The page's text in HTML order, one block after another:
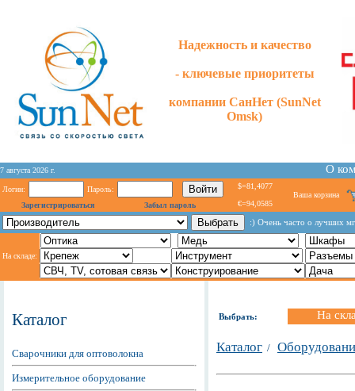
Надежность и качество
- ключевые приоритеты
компании СанНет (SunNet
Omsk)
7 августа 2026 г. О
Логин:
Пароль:
Зарегистрироваться
Забыл пароль
$=81,4077
€=94,0585
Ваша корзина
:) Очень часто о лучших
На складе:
Каталог
Сварочники для оптоволокна
Измерительное оборудование
Выбрать: На
Каталог /